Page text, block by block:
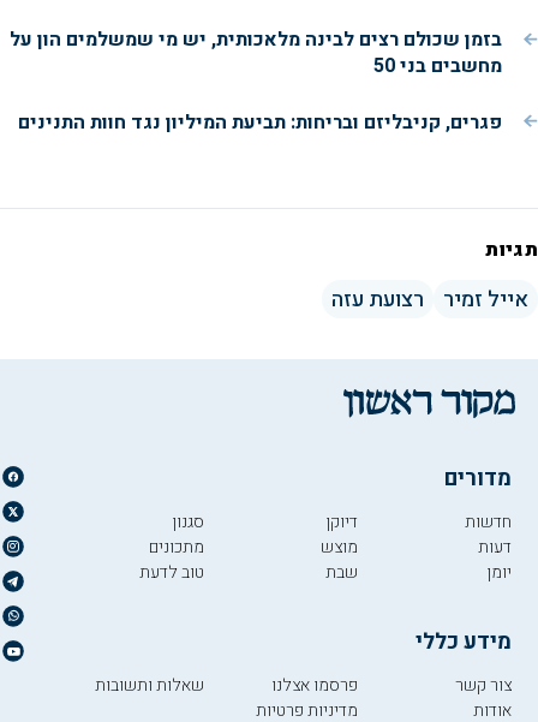
בזמן שכולם רצים לבינה מלאכותית, יש מי שמשלמים הון על
מחשבים בני 50
פגרים, קניבליזם ובריחות: תביעת המיליון נגד חוות התנינים
תגיות
אייל זמיר רצועת עזה
מדורים
חדשות
דעות
יומן
דיוקן
מוצש
שבת
סגנון
מתכונים
טוב לדעת
מידע כללי
צור קשר
אודות
פרסמו אצלנו
מדיניות פרטיות
שאלות ותשובות